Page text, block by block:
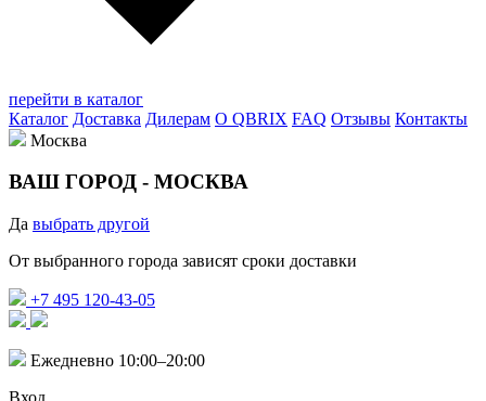
перейти в каталог
Каталог Доставка Дилерам О QBRIX FAQ Отзывы Контакты
Москва
ВАШ ГОРОД - МОСКВА
Да выбрать другой
От выбранного города зависят сроки доставки
+7 495 120-43-05
Ежедневно 10:00–20:00
Вход